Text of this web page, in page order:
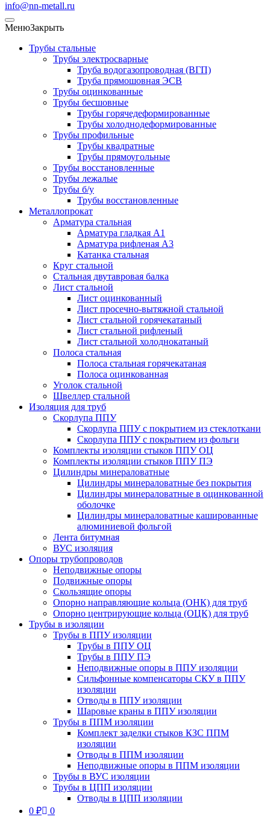
info@nn-metall.ru
МенюЗакрыть
Трубы стальные
Трубы электросварные
Труба водогазопроводная (ВГП)
Труба прямошовная ЭСВ
Трубы оцинкованные
Трубы бесшовные
Трубы горячедеформированные
Трубы холоднодеформированные
Трубы профильные
Трубы квадратные
Трубы прямоугольные
Трубы восстановленные
Трубы лежалые
Трубы б/у
Трубы восстановленные
Металлопрокат
Арматура стальная
Арматура гладкая А1
Арматура рифленая А3
Катанка стальная
Круг стальной
Стальная двутавровая балка
Лист стальной
Лист оцинкованный
Лист просечно-вытяжной стальной
Лист стальной горячекатаный
Лист стальной рифленый
Лист стальной холоднокатаный
Полоса стальная
Полоса стальная горячекатаная
Полоса оцинкованная
Уголок стальной
Швеллер стальной
Изоляция для труб
Скорлупа ППУ
Скорлупа ППУ с покрытием из стеклоткани
Скорлупа ППУ с покрытием из фольги
Комплекты изоляции стыков ППУ ОЦ
Комплекты изоляции стыков ППУ ПЭ
Цилиндры минераловатные
Цилиндры минераловатные без покрытия
Цилиндры минераловатные в оцинкованной
оболочке
Цилиндры минераловатные кашированные
алюминиевой фольгой
Лента битумная
ВУС изоляция
Опоры трубопроводов
Неподвижные опоры
Подвижные опоры
Скользящие опоры
Опорно направляющие кольца (ОНК) для труб
Опорно центрирующие кольца (ОЦК) для труб
Трубы в изоляции
Трубы в ППУ изоляции
Трубы в ППУ ОЦ
Трубы в ППУ ПЭ
Неподвижные опоры в ППУ изоляции
Сильфонные компенсаторы СКУ в ППУ
изоляции
Отводы в ППУ изоляции
Шаровые краны в ППУ изоляции
Трубы в ППМ изоляции
Комплект заделки стыков КЗС ППМ
изоляции
Отводы в ППМ изоляции
Неподвижные опоры в ППМ изоляции
Трубы в ВУС изоляции
Трубы в ЦПП изоляции
Отводы в ЦПП изоляции
0 ₽ 0